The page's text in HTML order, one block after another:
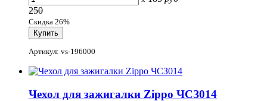
250
Скидка 26%
Артикул: vs-196000
Чехол для зажигалки Zippo ЧСЗ014